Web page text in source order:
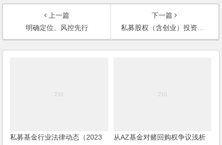
上一篇
明确定位、风控先行
下一篇
私募股权（含创业）投资基金信息披露规则解读
私募基金行业法律动态（2023
从AZ基金对赌回购权争议浅析